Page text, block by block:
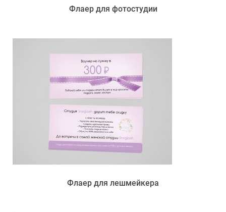
Флаер для фотостудии
Флаер для лешмейкера